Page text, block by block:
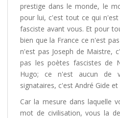
prestige dans le monde, le
pour lui, c'est tout ce qui
fasciste avant vous. Et pour
bien que la France ce n'est
n'est pas Joseph de Maistre,
pas les poètes fascistes de
Hugo; ce n'est aucun de
signataires, c'est André Gide
Car la mesure dans laquelle
mot de civilisation, vous la